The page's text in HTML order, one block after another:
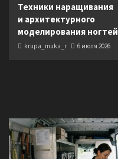
Техники наращивания
и архитектурного
моделирования ногтей
krupa_muka_r 6 июля 2026